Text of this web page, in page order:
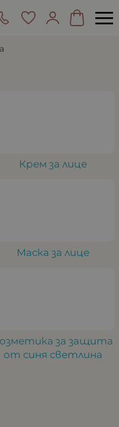
Крем за лице
Маска за лице
за защита
от синя светлина